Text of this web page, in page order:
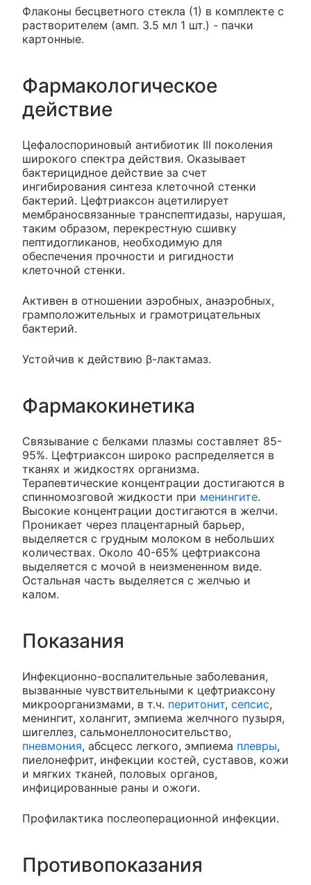
Флаконы бесцветного стекла (1) в комплекте с
растворителем (амп. 3.5 мл 1 шт.) - пачки
картонные.
Фармакологическое
действие
Цефалоспориновый антибиотик III поколения
широкого спектра действия. Оказывает
бактерицидное действие за счет
ингибирования синтеза клеточной стенки
бактерий. Цефтриаксон ацетилирует
мембраносвязанные транспептидазы, нарушая,
таким образом, перекрестную сшивку
пептидогликанов, необходимую для
обеспечения прочности и ригидности
клеточной стенки.
Активен в отношении аэробных, анаэробных,
грамположительных и грамотрицательных
бактерий.
Устойчив к действию β-лактамаз.
Фармакокинетика
Связывание с белками плазмы составляет 85-
95%. Цефтриаксон широко распределяется в
тканях и жидкостях организма.
Терапевтические концентрации достигаются в
спинномозговой жидкости при менингите.
Высокие концентрации достигаются в желчи.
Проникает через плацентарный барьер,
выделяется с грудным молоком в небольших
количествах. Около 40-65% цефтриаксона
выделяется с мочой в неизмененном виде.
Остальная часть выделяется с желчью и
калом.
Показания
Инфекционно-воспалительные заболевания,
вызванные чувствительными к цефтриаксону
микроорганизмами, в т.ч. перитонит, сепсис,
менингит, холангит, эмпиема желчного пузыря,
шигеллез, сальмонеллоносительство,
пневмония, абсцесс легкого, эмпиема плевры,
пиелонефрит, инфекции костей, суставов, кожи
и мягких тканей, половых органов,
инфицированные раны и ожоги.
Профилактика послеоперационной инфекции.
Противопоказания